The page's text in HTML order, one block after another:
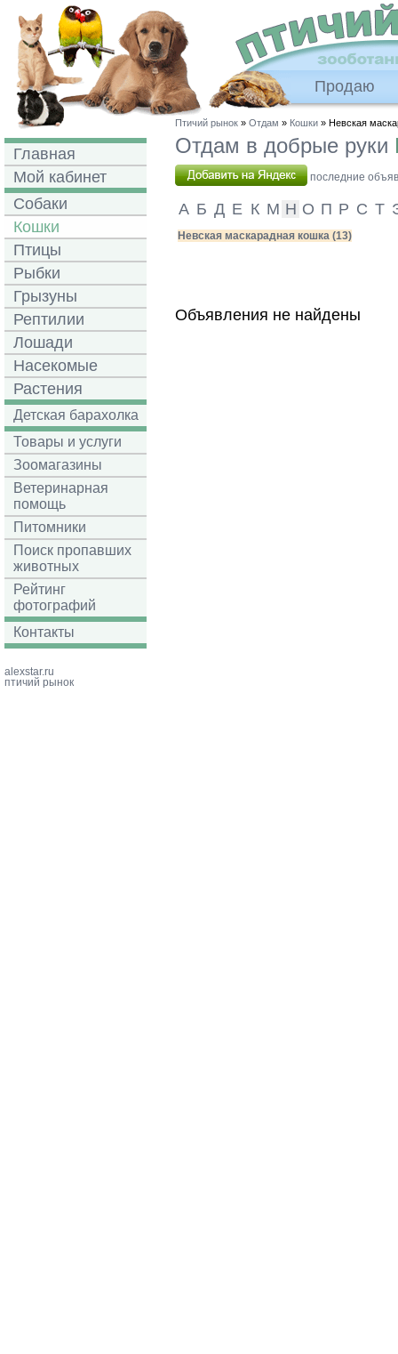
Продаю
Главная
Мой кабинет
Собаки
Кошки
Птицы
Рыбки
Грызуны
Рептилии
Лошади
Насекомые
Растения
Детская барахолка
Товары и услуги
Зоомагазины
Ветеринарная
помощь
Питомники
Поиск пропавших
животных
Рейтинг
фотографий
Контакты
Птичий рынок » Отдам » Кошки » Невская
Отдам в добрые руки
последние
А Б Д Е К М Н О П Р С Т
Невская маскарадная кошка (13)
Объявления не найдены
alexstar.ru
птичий рынок